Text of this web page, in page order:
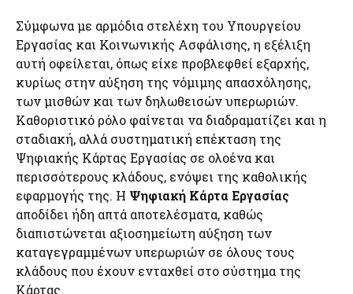
Σύμφωνα με αρμόδια στελέχη του Υπουργείου
Εργασίας και Κοινωνικής Ασφάλισης, η εξέλιξη
αυτή οφείλεται, όπως είχε προβλεφθεί εξαρχής,
κυρίως στην αύξηση της νόμιμης απασχόλησης,
των μισθών και των δηλωθεισών υπερωριών.
Καθοριστικό ρόλο φαίνεται να διαδραματίζει και η
σταδιακή, αλλά συστηματική επέκταση της
Ψηφιακής Κάρτας Εργασίας σε ολοένα και
περισσότερους κλάδους, ενόψει της καθολικής
εφαρμογής της. Η Ψηφιακή Κάρτα Εργασίας
αποδίδει ήδη απτά αποτελέσματα, καθώς
διαπιστώνεται αξιοσημείωτη αύξηση των
καταγεγραμμένων υπερωριών σε όλους τους
κλάδους που έχουν ενταχθεί στο σύστημα της
Κάρτας.